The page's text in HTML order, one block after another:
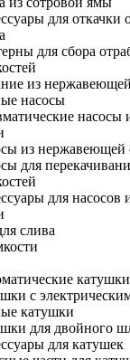
для откачки
для сбора
из
насосы
насосы
из нержавеющей
для
для
слива
с
катушки
для двойного
для катушек